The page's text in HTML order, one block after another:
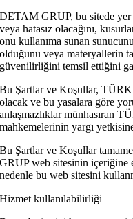
DETAM GRUP, bu sitede
veya hatasız olacağını,
onu kullanıma sunan
olduğunu veya materyallerin
güvenilirliğini temsil ettiğini
Bu Şartlar ve Koşullar,
olacak ve bu yasalara göre
anlaşmazlıklar münhasıran
mahkemelerinin yargı
Bu Şartlar ve Koşullar
GRUP web sitesinin içeriğine
nedenle bu web sitesini
Hizmet kullanılabilirliği